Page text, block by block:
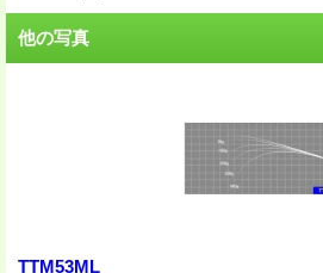
他の写真
TTM53ML